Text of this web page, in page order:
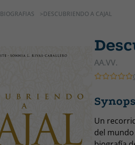
BIOGRAFIAS DESCUBRIENDO A CAJAL
AA.VV.
Un
del